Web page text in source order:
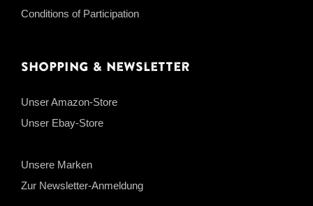
Conditions of Participation
Shopping & Newsletter
Unser Amazon-Store
Unser Ebay-Store
Unsere Marken
Zur Newsletter-Anmeldung